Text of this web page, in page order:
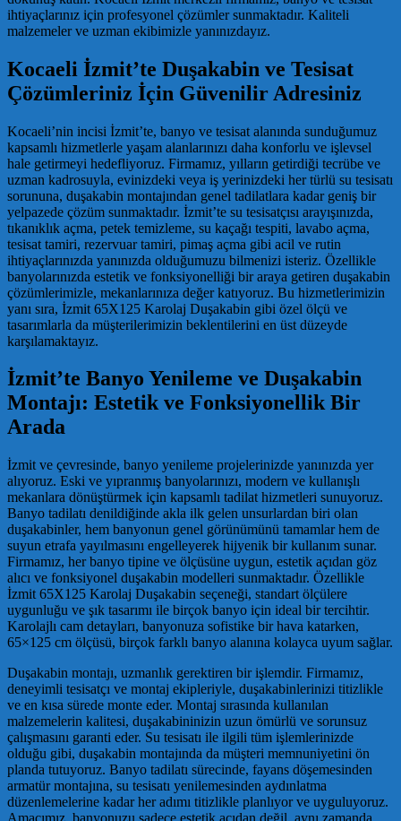
ihtiyaçlarınız için profesyonel çözümler sunmaktadır. Kaliteli
malzemeler ve uzman ekibimizle yanınızdayız.
Kocaeli İzmit’te Duşakabin ve Tesisat
Çözümleriniz İçin Güvenilir Adresiniz
Kocaeli’nin incisi İzmit’te, banyo ve tesisat alanında sunduğumuz
kapsamlı hizmetlerle yaşam alanlarınızı daha konforlu ve işlevsel
hale getirmeyi hedefliyoruz. Firmamız, yılların getirdiği tecrübe ve
uzman kadrosuyla, evinizdeki veya iş yerinizdeki her türlü su tesisatı
sorununa, duşakabin montajından genel tadilatlara kadar geniş bir
yelpazede çözüm sunmaktadır. İzmit’te su tesisatçısı arayışınızda,
tıkanıklık açma, petek temizleme, su kaçağı tespiti, lavabo açma,
tesisat tamiri, rezervuar tamiri, pimaş açma gibi acil ve rutin
ihtiyaçlarınızda yanınızda olduğumuzu bilmenizi isteriz. Özellikle
banyolarınızda estetik ve fonksiyonelliği bir araya getiren duşakabin
çözümlerimizle, mekanlarınıza değer katıyoruz. Bu hizmetlerimizin
yanı sıra, İzmit 65X125 Karolaj Duşakabin gibi özel ölçü ve
tasarımlarla da müşterilerimizin beklentilerini en üst düzeyde
karşılamaktayız.
İzmit’te Banyo Yenileme ve Duşakabin
Montajı: Estetik ve Fonksiyonellik Bir
Arada
İzmit ve çevresinde, banyo yenileme projelerinizde yanınızda yer
alıyoruz. Eski ve yıpranmış banyolarınızı, modern ve kullanışlı
mekanlara dönüştürmek için kapsamlı tadilat hizmetleri sunuyoruz.
Banyo tadilatı denildiğinde akla ilk gelen unsurlardan biri olan
duşakabinler, hem banyonun genel görünümünü tamamlar hem de
suyun etrafa yayılmasını engelleyerek hijyenik bir kullanım sunar.
Firmamız, her banyo tipine ve ölçüsüne uygun, estetik açıdan göz
alıcı ve fonksiyonel duşakabin modelleri sunmaktadır. Özellikle
İzmit 65X125 Karolaj Duşakabin seçeneği, standart ölçülere
uygunluğu ve şık tasarımı ile birçok banyo için ideal bir tercihtir.
Karolajlı cam detayları, banyonuza sofistike bir hava katarken,
65×125 cm ölçüsü, birçok farklı banyo alanına kolayca uyum sağlar.
Duşakabin montajı, uzmanlık gerektiren bir işlemdir. Firmamız,
deneyimli tesisatçı ve montaj ekipleriyle, duşakabinlerinizi titizlikle
ve en kısa sürede monte eder. Montaj sırasında kullanılan
malzemelerin kalitesi, duşakabininizin uzun ömürlü ve sorunsuz
çalışmasını garanti eder. Su tesisatı ile ilgili tüm işlemlerinizde
olduğu gibi, duşakabin montajında da müşteri memnuniyetini ön
planda tutuyoruz. Banyo tadilatı sürecinde, fayans döşemesinden
armatür montajına, su tesisatı yenilemesinden aydınlatma
düzenlemelerine kadar her adımı titizlikle planlıyor ve uyguluyoruz.